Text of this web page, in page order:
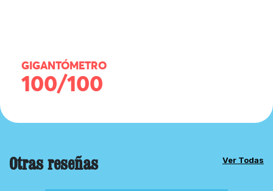
GIGANTÓMETRO
100/100
Otras reseñas Ver Todas